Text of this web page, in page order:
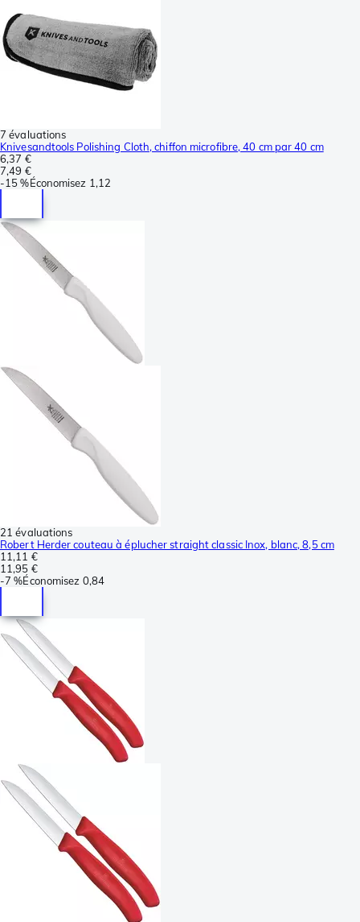
7 évaluations
Knivesandtools Polishing Cloth, chiffon microfibre, 40 cm par 40 cm
6,37 €
7,49 €
-15 %Économisez 1,12
21 évaluations
Robert Herder couteau à éplucher straight classic Inox, blanc, 8,5 cm
11,11 €
11,95 €
-7 %Économisez 0,84